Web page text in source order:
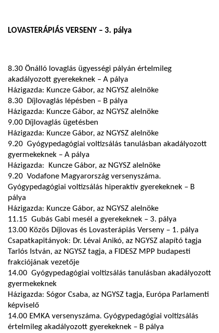
LOVASTERÁPIÁS VERSENY – 3. pálya
8.30 Önálló lovaglás ügyességi pályán értelmileg
akadályozott gyerekeknek – A pálya
Házigazda: Kuncze Gábor, az NGYSZ alelnöke
8.30 Díjlovaglás lépésben – B pálya
Házigazda: Kuncze Gábor, az NGYSZ alelnöke
9.00 Díjlovaglás ügetésben
Házigazda: Kuncze Gábor, az NGYSZ alelnöke
9.20 Gyógypedagógiai voltizsálás tanulásban akadályozott
gyermekeknek – A pálya
Házigazda: Kuncze Gábor, az NGYSZ alelnöke
9.20 Vodafone Magyarország versenyszáma.
Gyógypedagógiai voltizsálás hiperaktív gyerekeknek – B
pálya
Házigazda: Kuncze Gábor, az NGYSZ alelnöke
11.15 Gubás Gabi mesél a gyerekeknek – 3. pálya
13.00 Közös Díjlovas és Lovasterápiás Verseny – 1. pálya
Csapatkapitányok: Dr. Lévai Anikó, az NGYSZ alapító tagja
Tarlós István, az NGYSZ tagja, a FIDESZ MPP budapesti
frakciójának vezetője
14.00 Gyógypedagógiai voltizsálás tanulásban akadályozott
gyermekeknek
Házigazda: Sógor Csaba, az NGYSZ tagja, Európa Parlamenti
képviselő
14.00 EMKA versenyszáma. Gyógypedagógiai voltizsálás
értelmileg akadályozott gyerekeknek – B pálya